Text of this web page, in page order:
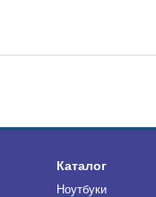
Каталог
Ноутбуки